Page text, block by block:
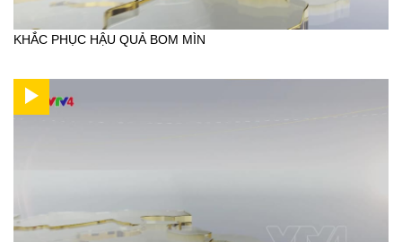
KHẮC PHỤC HẬU QUẢ BOM MÌN